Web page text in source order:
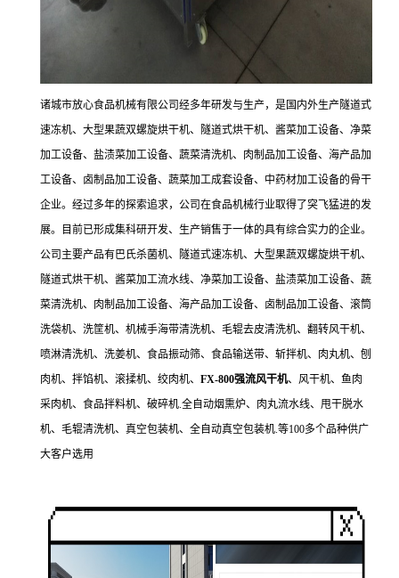
诸城市放心食品机械有限公司经多年研发与生产，是国内外生产隧道式
速冻机、大型果蔬双螺旋烘干机、隧道式烘干机、酱菜加工设备、净菜
加工设备、盐渍菜加工设备、蔬菜清洗机、肉制品加工设备、海产品加
工设备、卤制品加工设备、蔬菜加工成套设备、中药材加工设备的骨干
企业。经过多年的探索追求，公司在食品机械行业取得了突飞猛进的发
展。目前已形成集科研开发、生产销售于一体的具有综合实力的企业。
公司主要产品有巴氏杀菌机、隧道式速冻机、大型果蔬双螺旋烘干机、
隧道式烘干机、酱菜加工流水线、净菜加工设备、盐渍菜加工设备、蔬
菜清洗机、肉制品加工设备、海产品加工设备、卤制品加工设备、滚筒
洗袋机、洗筐机、机械手海带清洗机、毛辊去皮清洗机、翻转风干机、
喷淋清洗机、洗姜机、食品振动筛、食品输送带、斩拌机、肉丸机、刨
肉机、拌馅机、滚揉机、绞肉机、 FX-800强流风干机、风干机、鱼肉
采肉机、食品拌料机、破碎机.全自动烟熏炉、肉丸流水线、甩干脱水
机、毛辊清洗机、真空包装机、全自动真空包装机.等100多个品种供广
大客户选用